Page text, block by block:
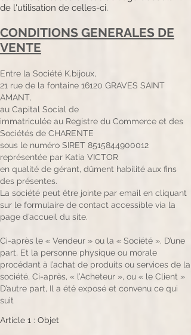
de l'utilisation de celles-ci.
CONDITIONS GENERALES DE
VENTE
Entre la Société K.bijoux,
21 rue de la fontaine 16120 GRAVES SAINT
AMANT,
au Capital Social de
immatriculée au Registre du Commerce et des
Sociétés de CHARENTE
sous le numéro SIRET 8515844900012
représentée par Katia VICTOR
en qualité de gérant, dûment habilité aux fins
des présentes.
La société peut être jointe par email en cliquant
sur le formulaire de contact accessible via la
page d’accueil du site.
Ci-après le « Vendeur » ou la « Société ». D’une
part, Et la personne physique ou morale
procédant à l’achat de produits ou services de la
société, Ci-après, « l’Acheteur », ou « le Client »
D’autre part, Il a été exposé et convenu ce qui
suit
Article 1 : Objet